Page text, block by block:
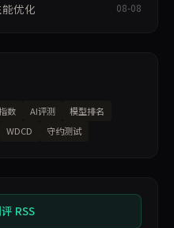
优化 08-08
数 AI评测
模型排名
WDCD 守约测试
RSS